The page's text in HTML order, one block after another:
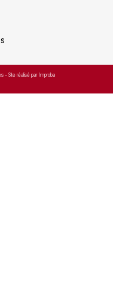
– Site réalisé par Improba